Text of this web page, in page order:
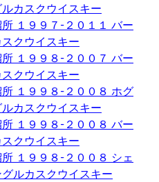
カスクウイスキー
１９９７-２０１１ バー
クウイスキー
１９９８-２００７ バー
クウイスキー
１９９８-２００８ ホグ
カスクウイスキー
１９９８-２００８ バー
クウイスキー
１９９８-２００８ シェ
ルカスクウイスキー